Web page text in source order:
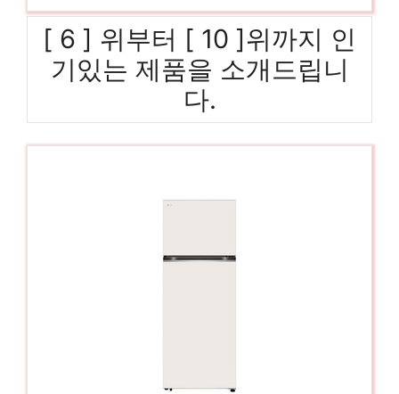
[ 6 ] 위부터 [ 10 ]위까지 인
기있는 제품을 소개드립니
다.